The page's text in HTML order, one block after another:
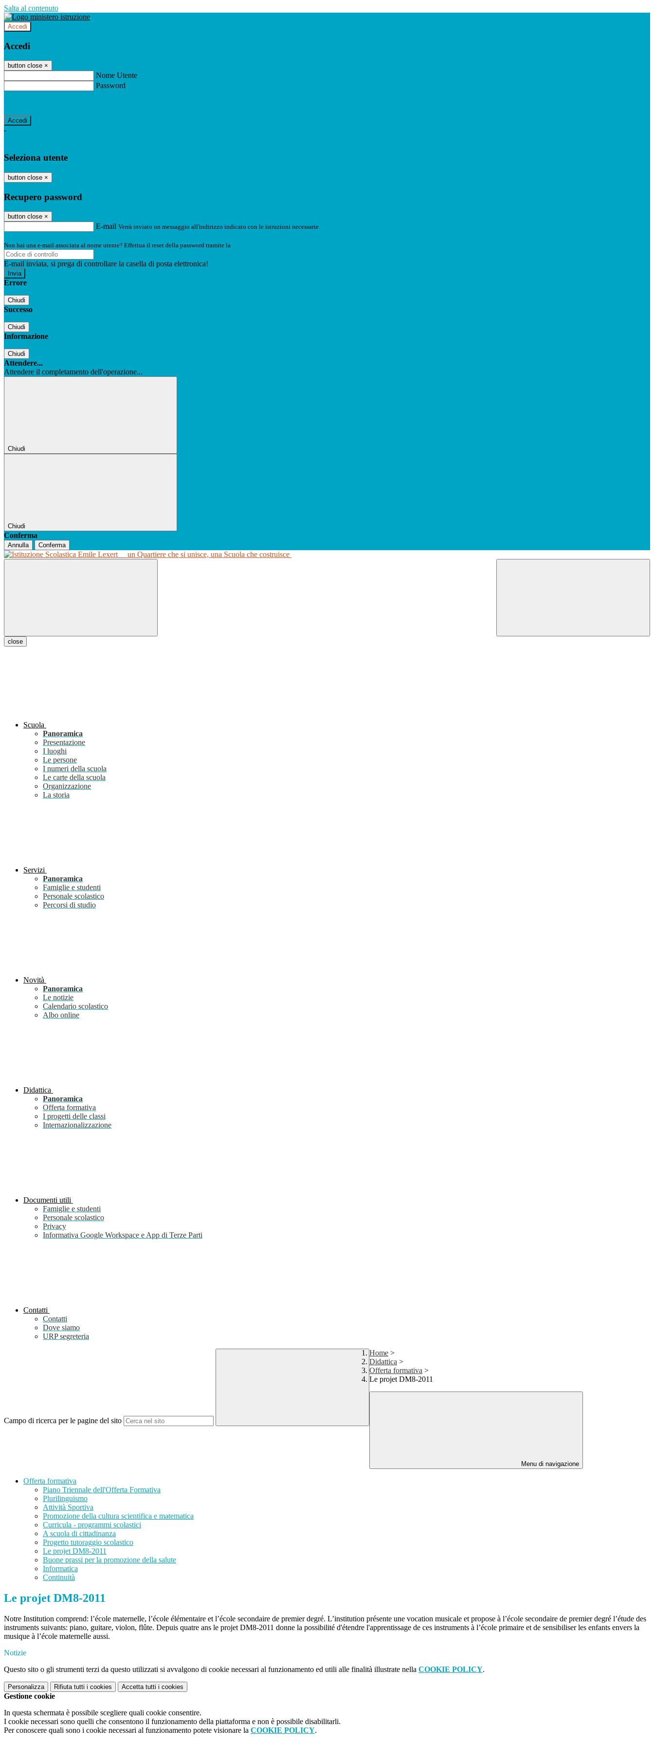
Salta al contenuto
Accedi
Accedi
button close ×
Nome Utente
Password
-
Seleziona utente
button close ×
Recupero password
button close ×
E-mail Verrà inviato un messaggio all'indirizzo indicato con le istruzioni necessarie.
Non hai una e-mail associata al nome utente? Effettua il reset della password tramite la
E-mail inviata, si prega di controllare la casella di posta elettronica!
Errore
Chiudi
Successo
Chiudi
Informazione
Chiudi
Attendere...
Attendere il completamento dell'operazione...
Chiudi
Chiudi
Conferma
Annulla Conferma
un Quartiere che si unisce, una Scuola che costruisce
close
Scuola
Panoramica
Presentazione
I luoghi
Le persone
I numeri della scuola
Le carte della scuola
Organizzazione
La storia
Servizi
Panoramica
Famiglie e studenti
Personale scolastico
Percorsi di studio
Novità
Panoramica
Le notizie
Calendario scolastico
Albo online
Didattica
Panoramica
Offerta formativa
I progetti delle classi
Internazionalizzazione
Documenti utili
Famiglie e studenti
Personale scolastico
Privacy
Informativa Google Workspace e App di Terze Parti
Contatti
Contatti
Dove siamo
URP segreteria
Campo di ricerca per le pagine del sito
Home >
Didattica >
Offerta formativa >
Le projet DM8-2011
Menu di navigazione
Offerta formativa
Piano Triennale dell'Offerta Formativa
Plurilinguismo
Attività Sportiva
Promozione della cultura scientifica e matematica
Curricula - programmi scolastici
A scuola di cittadinanza
Progetto tutoraggio scolastico
Le projet DM8-2011
Buone prassi per la promozione della salute
Informatica
Continuità
Le projet DM8-2011
Notre Institution comprend: l’école maternelle, l’école élémentaire et l’école secondaire de premier degré. L’institution présente une vocation musicale et propose à l’école secondaire de premier degré l’étude des
instruments suivants: piano, guitare, violon, flûte. Depuis quatre ans le projet DM8-2011 donne la possibilité d'étendre l'apprentissage de ces instruments à l’école primaire et de sensibiliser les enfants envers la
musique à l’école maternelle aussi.
Notizie
Questo sito o gli strumenti terzi da questo utilizzati si avvalgono di cookie necessari al funzionamento ed utili alle finalità illustrate nella COOKIE POLICY.
Personalizza Rifiuta tutti i cookies Accetta tutti i cookies
Gestione cookie
In questa schermata è possibile scegliere quali cookie consentire.
I cookie necessari sono quelli che consentono il funzionamento della piattaforma e non è possibile disabilitarli.
Per conoscere quali sono i cookie necessari al funzionamento potete visionare la COOKIE POLICY.